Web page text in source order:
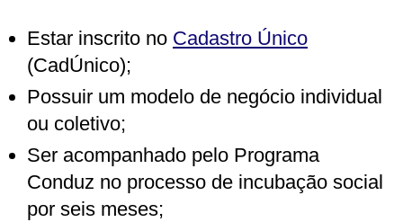
Estar inscrito no Cadastro Único
(CadÚnico);
Possuir um modelo de negócio individual
ou coletivo;
Ser acompanhado pelo Programa
Conduz no processo de incubação social
por seis meses;